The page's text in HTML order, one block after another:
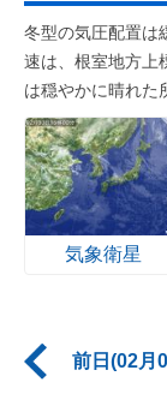
冬型の気圧配置は
速は、根室地方上
は穏やかに晴れた
気象衛星
前日(02月